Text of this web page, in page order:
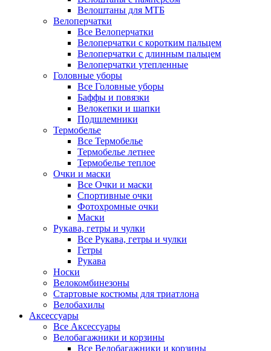
Велоштаны для МТБ
Велоперчатки
Все Велоперчатки
Велоперчатки с коротким пальцем
Велоперчатки с длинным пальцем
Велоперчатки утепленные
Головные уборы
Все Головные уборы
Баффы и повязки
Велокепки и шапки
Подшлемники
Термобелье
Все Термобелье
Термобелье летнее
Термобелье теплое
Очки и маски
Все Очки и маски
Спортивные очки
Фотохромные очки
Маски
Рукава, гетры и чулки
Все Рукава, гетры и чулки
Гетры
Рукава
Носки
Велокомбинезоны
Стартовые костюмы для триатлона
Велобахилы
Аксессуары
Все Аксессуары
Велобагажники и корзины
Все Велобагажники и корзины